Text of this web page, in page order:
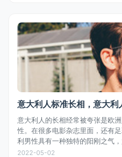
意大利人标准长相，意大利
意大利人的长相经常被夸张是欧
性。在很多电影杂志里面，还有
利男性具有一种独特的阳刚之气
言，五官轮廓鲜明，体型匀称，
2022-05-02